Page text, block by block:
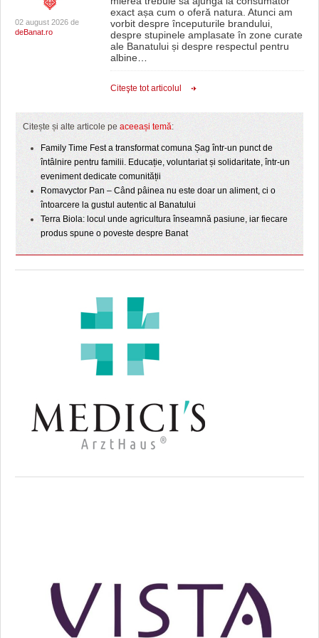
02 august 2026 de
deBanat.ro
exact așa cum o oferă natura. Atunci am
vorbit despre începuturile brandului,
despre stupinele amplasate în zone curate
ale Banatului și despre respectul pentru
albine…
Citeşte tot articolul
Citește și alte articole pe aceeași temă:
Family Time Fest a transformat comuna Șag într-un punct de
întâlnire pentru familii. Educație, voluntariat și solidaritate, într-un
eveniment dedicate comunității
Romavyctor Pan – Când pâinea nu este doar un aliment, ci o
întoarcere la gustul autentic al Banatului
Terra Biola: locul unde agricultura înseamnă pasiune, iar fiecare
produs spune o poveste despre Banat